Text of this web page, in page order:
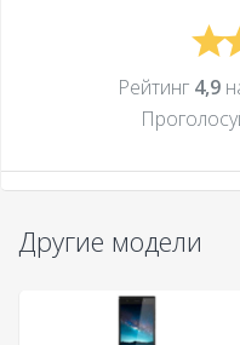
Рейтинг 4,9
Другие модели